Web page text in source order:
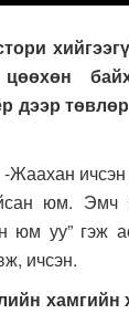
цөөхөн
дээр
шүү.
юм. Эмч
юм уу” гэж
ичсэн.
хамгийн